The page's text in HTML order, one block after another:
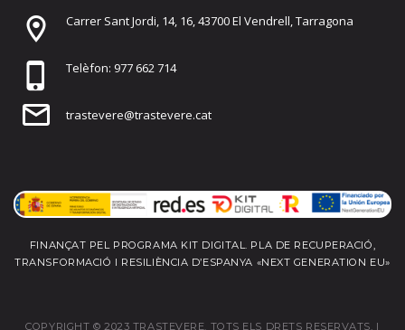
Carrer Sant Jordi, 14, 16, 43700 El Vendrell, Tarragona
Telèfon: 977 662 714
trastevere@trastevere.cat
FINANÇAT PEL PROGRAMA KIT DIGITAL. PLA DE RECUPERACIÓ,
TRANSFORMACIÓ I RESILIÈNCIA D’ESPANYA «NEXT GENERATION EU»
COPYRIGHT © 2023 TRASTEVERE. TOTS ELS DRETS RESERVATS. |